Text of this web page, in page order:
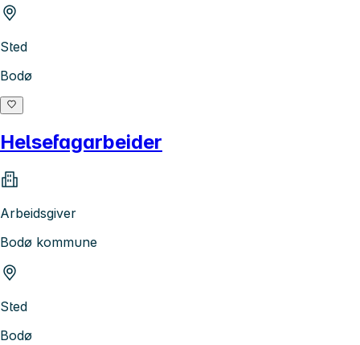
Sted
Bodø
Helsefagarbeider
Arbeidsgiver
Bodø kommune
Sted
Bodø